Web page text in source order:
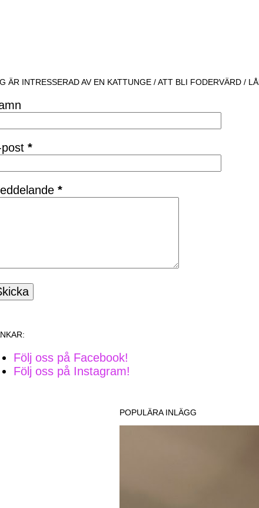
ÄR INTRESSERAD AV EN KATTUNGE / ATT BLI FODERVÄRD /
*
*
Följ oss på Facebook!
Följ oss på Instagram!
POPULÄRA INLÄGG